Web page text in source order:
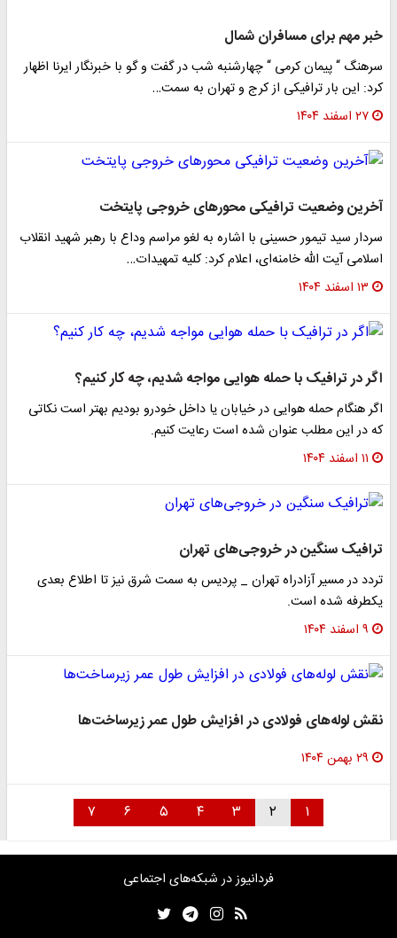
خبر مهم برای مسافران شمال
سرهنگ “ پیمان کرمی “ چهارشنبه شب در گفت و گو با خبرنگار ایرنا اظهار
کرد: این بار ترافیکی از کرج و تهران به سمت…
۲۷ اسفند ۱۴۰۴
آخرین وضعیت ترافیکی محورهای خروجی پایتخت
سردار سید تیمور حسینی با اشاره به لغو مراسم وداع با رهبر شهید انقلاب
اسلامی آیت الله خامنه‌ای، اعلام کرد: کلیه تمهیدات…
۱۳ اسفند ۱۴۰۴
اگر در ترافیک با حمله هوایی مواجه شدیم، چه کار کنیم؟
اگر هنگام حمله هوایی در خیابان یا داخل خودرو بودیم بهتر است نکاتی
که در این مطلب عنوان شده است رعایت کنیم.
۱۱ اسفند ۱۴۰۴
ترافیک سنگین در خروجی‌های تهران
تردد در مسیر آزادراه تهران _ پردیس به سمت شرق نیز تا اطلاع بعدی
یکطرفه شده است.
۹ اسفند ۱۴۰۴
نقش لوله‌های فولادی در افزایش طول عمر زیرساخت‌ها
۲۹ بهمن ۱۴۰۴
۱ ۲ ۳ ۴ ۵ ۶ ۷
فردانیوز در شبکه‌های اجتماعی